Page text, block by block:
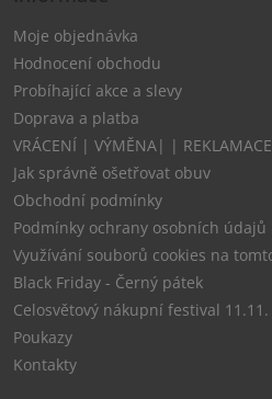
Moje objednávka
Hodnocení obchodu
Probíhající akce a slevy
Doprava a platba
VRÁCENÍ | VÝMĚNA| | REKLAMACE
Jak správně ošetřovat obuv
Obchodní podmínky
Podmínky ochrany osobních údajů
Využívání souborů cookies na
Black Friday - Černý pátek
Celosvětový nákupní festival 11.11.
Poukazy
Kontakty